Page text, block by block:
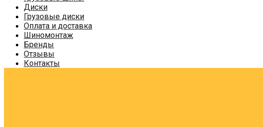
Диски
Грузовые диски
Оплата и доставка
Шиномонтаж
Бренды
Отзывы
Контакты